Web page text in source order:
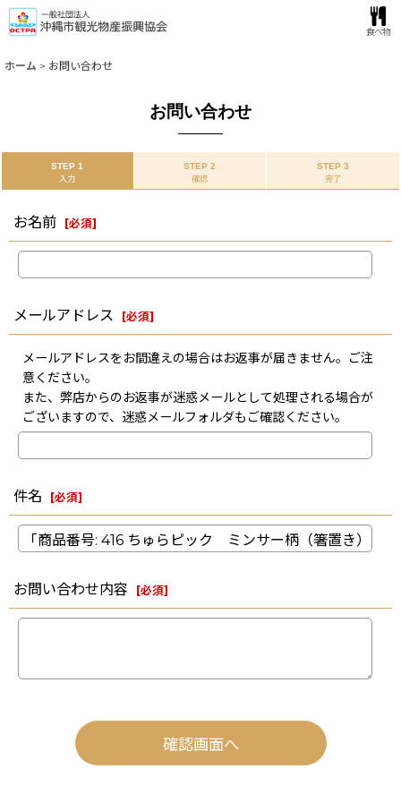
食べ物
ホーム > お問い合わせ
お問い合わせ
STEP 1
入力
STEP 2
確認
STEP 3
完了
お名前 [必須]
メールアドレス [必須]
メールアドレスをお間違えの場合はお返事が届きません。ご注
意ください。
また、弊店からのお返事が迷惑メールとして処理される場合が
ございますので、迷惑メールフォルダもご確認ください。
件名 [必須]
お問い合わせ内容 [必須]
確認画面へ